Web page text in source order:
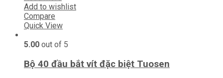
Add to wishlist
Compare
Quick View
5.00 out of 5
Bộ 40 đầu bắt vít đặc biệt Tuosen